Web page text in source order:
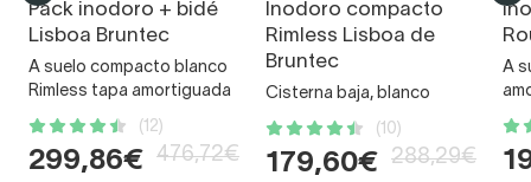
Pack inodoro + bidé
Lisboa Bruntec
A suelo compacto blanco
Rimless tapa amortiguada
(12)
299,86€ 476,72€
Inodoro compacto
Rimless Lisboa de
Bruntec
Cisterna baja, blanco
(10)
179,60€ 288,29€
A